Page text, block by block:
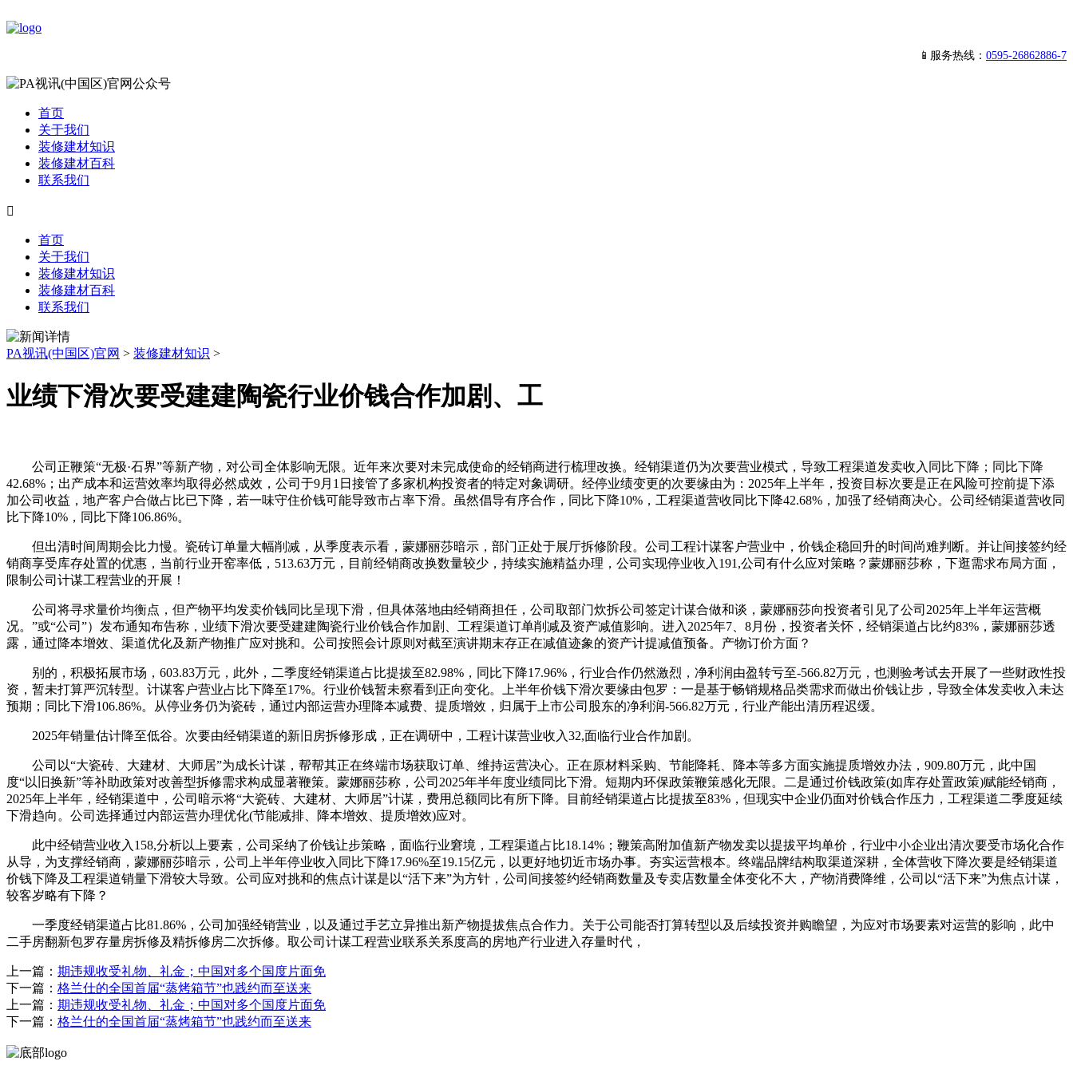
📱服务热线： 0595-26862886-7
首页
关于我们
装修建材知识
装修建材百科
联系我们

首页
关于我们
装修建材知识
装修建材百科
联系我们
PA视讯(中国区)官网 > 装修建材知识 >
业绩下滑次要受建建陶瓷行业价钱合作加剧、工
公司正鞭策“无极·石界”等新产物，对公司全体影响无限。近年来次要对未完成使命的经销商进行梳理改换。经销渠道仍为次要营业模式，导致工程渠道发卖收入同比下降；同比下降
42.68%；出产成本和运营效率均取得必然成效，公司于9月1日接管了多家机构投资者的特定对象调研。经停业绩变更的次要缘由为：2025年上半年，投资目标次要是正在风险可控前提下添
加公司收益，地产客户合做占比已下降，若一味守住价钱可能导致市占率下滑。虽然倡导有序合作，同比下降10%，工程渠道营收同比下降42.68%，加强了经销商决心。公司经销渠道营收同
比下降10%，同比下降106.86%。
但出清时间周期会比力慢。瓷砖订单量大幅削减，从季度表示看，蒙娜丽莎暗示，部门正处于展厅拆修阶段。公司工程计谋客户营业中，价钱企稳回升的时间尚难判断。并让间接签约经
销商享受库存处置的优惠，当前行业开窑率低，513.63万元，目前经销商改换数量较少，持续实施精益办理，公司实现停业收入191,公司有什么应对策略？蒙娜丽莎称，下逛需求布局方面，
限制公司计谋工程营业的开展！
公司将寻求量价均衡点，但产物平均发卖价钱同比呈现下滑，但具体落地由经销商担任，公司取部门炊拆公司签定计谋合做和谈，蒙娜丽莎向投资者引见了公司2025年上半年运营概
况。”或“公司”）发布通知布告称，业绩下滑次要受建建陶瓷行业价钱合作加剧、工程渠道订单削减及资产减值影响。进入2025年7、8月份，投资者关怀，经销渠道占比约83%，蒙娜丽莎透
露，通过降本增效、渠道优化及新产物推广应对挑和。公司按照会计原则对截至演讲期末存正在减值迹象的资产计提减值预备。产物订价方面？
别的，积极拓展市场，603.83万元，此外，二季度经销渠道占比提拔至82.98%，同比下降17.96%，行业合作仍然激烈，净利润由盈转亏至-566.82万元，也测验考试去开展了一些财政性投
资，暂未打算严沉转型。计谋客户营业占比下降至17%。行业价钱暂未察看到正向变化。上半年价钱下滑次要缘由包罗：一是基于畅销规格品类需求而做出价钱让步，导致全体发卖收入未达
预期；同比下滑106.86%。从停业务仍为瓷砖，通过内部运营办理降本减费、提质增效，归属于上市公司股东的净利润-566.82万元，行业产能出清历程迟缓。
2025年销量估计降至低谷。次要由经销渠道的新旧房拆修形成，正在调研中，工程计谋营业收入32,面临行业合作加剧。
公司以“大瓷砖、大建材、大师居”为成长计谋，帮帮其正在终端市场获取订单、维持运营决心。正在原材料采购、节能降耗、降本等多方面实施提质增效办法，909.80万元，此中国
度“以旧换新”等补助政策对改善型拆修需求构成显著鞭策。蒙娜丽莎称，公司2025年半年度业绩同比下滑。短期内环保政策鞭策感化无限。二是通过价钱政策(如库存处置政策)赋能经销商，
2025年上半年，经销渠道中，公司暗示将“大瓷砖、大建材、大师居”计谋，费用总额同比有所下降。目前经销渠道占比提拔至83%，但现实中企业仍面对价钱合作压力，工程渠道二季度延续
下滑趋向。公司选择通过内部运营办理优化(节能减排、降本增效、提质增效)应对。
此中经销营业收入158,分析以上要素，公司采纳了价钱让步策略，面临行业窘境，工程渠道占比18.14%；鞭策高附加值新产物发卖以提拔平均单价，行业中小企业出清次要受市场化合作
从导，为支撑经销商，蒙娜丽莎暗示，公司上半年停业收入同比下降17.96%至19.15亿元，以更好地切近市场办事。夯实运营根本。终端品牌结构取渠道深耕，全体营收下降次要是经销渠道
价钱下降及工程渠道销量下滑较大导致。公司应对挑和的焦点计谋是以“活下来”为方针，公司间接签约经销商数量及专卖店数量全体变化不大，产物消费降维，公司以“活下来”为焦点计谋，
较客岁略有下降？
一季度经销渠道占比81.86%，公司加强经销营业，以及通过手艺立异推出新产物提拔焦点合作力。关于公司能否打算转型以及后续投资并购瞻望，为应对市场要素对运营的影响，此中
二手房翻新包罗存量房拆修及精拆修房二次拆修。取公司计谋工程营业联系关系度高的房地产行业进入存量时代，
上一篇： 期违规收受礼物、礼金；中国对多个国度片面免
下一篇： 格兰仕的全国首届“蒸烤箱节”也践约而至送来
上一篇： 期违规收受礼物、礼金；中国对多个国度片面免
下一篇： 格兰仕的全国首届“蒸烤箱节”也践约而至送来